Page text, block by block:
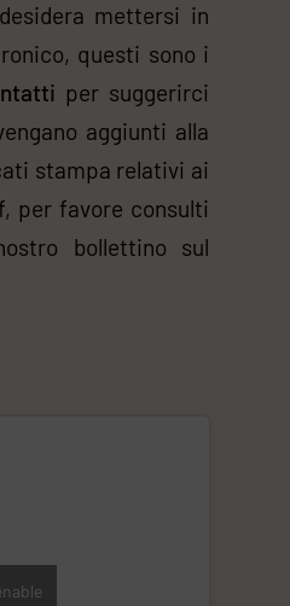
mettersi in
questi sono i
per suggerirci
aggiunti alla
stampa relativi ai
per favore consulti
bollettino sul